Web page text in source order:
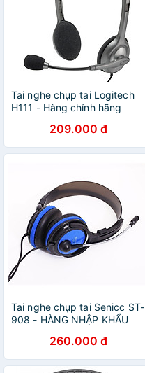
Tai nghe chụp tai Logitech
H111 - Hàng chính hãng
209.000 đ
Tai nghe chụp tai Senicc ST-
908 - HÀNG NHẬP KHẨU
260.000 đ